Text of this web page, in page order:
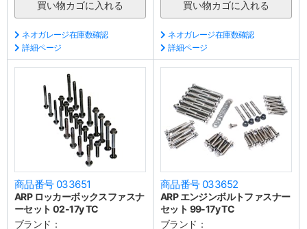
ネオガレージ在庫数確認
詳細ページ
ネオガレージ在庫数確認
詳細ページ
商品番号 033651
ARP ロッカーボックスファスナ
ーセット 02-17y TC
ブランド：
商品番号 033652
ARP エンジンボルトファスナー
セット 99-17y TC
ブランド：